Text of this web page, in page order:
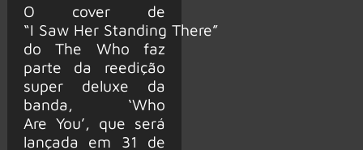
O cover de
“I Saw Her Standing There”
do The Who faz
parte da reedição
super deluxe da
banda, ‘Who
Are You’, que será
lançada em 31 de